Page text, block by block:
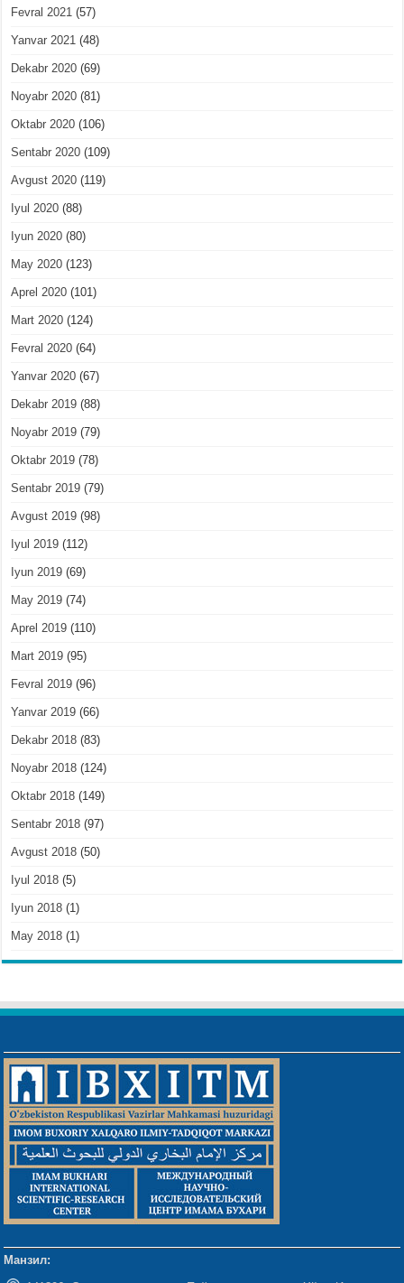
Fevral 2021 (57)
Yanvar 2021 (48)
Dekabr 2020 (69)
Noyabr 2020 (81)
Oktabr 2020 (106)
Sentabr 2020 (109)
Avgust 2020 (119)
Iyul 2020 (88)
Iyun 2020 (80)
May 2020 (123)
Aprel 2020 (101)
Mart 2020 (124)
Fevral 2020 (64)
Yanvar 2020 (67)
Dekabr 2019 (88)
Noyabr 2019 (79)
Oktabr 2019 (78)
Sentabr 2019 (79)
Avgust 2019 (98)
Iyul 2019 (112)
Iyun 2019 (69)
May 2019 (74)
Aprel 2019 (110)
Mart 2019 (95)
Fevral 2019 (96)
Yanvar 2019 (66)
Dekabr 2018 (83)
Noyabr 2018 (124)
Oktabr 2018 (149)
Sentabr 2018 (97)
Avgust 2018 (50)
Iyul 2018 (5)
Iyun 2018 (1)
May 2018 (1)
Манзил: